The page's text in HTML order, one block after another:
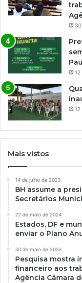
Mais vistos
14 de julho de 2023
BH assume a
Secretários
22 de maio de 2024
Estados, DF e
enviar o Plano
30 de maio de 2023
Pesquisa mostra
financeiro aos
Agência Câmara